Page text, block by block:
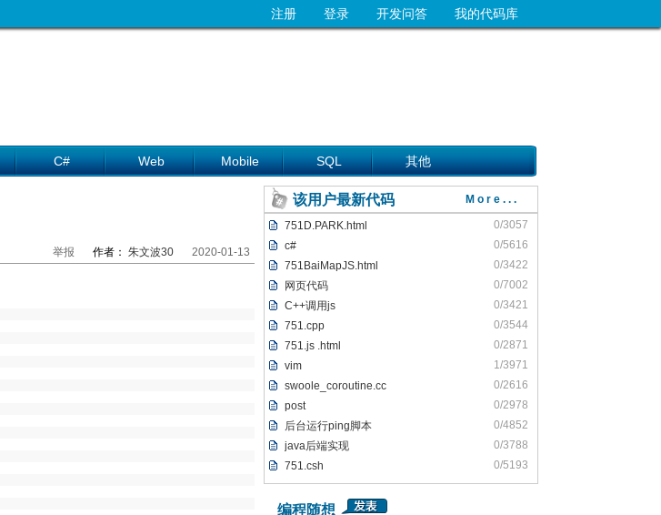
我的代码库
开发问答
登录
注册
C# Web Mobile SQL 其他
该用户最新代码
More...
0/3057
751D.PARK.html
0/5616
c#
0/3422
751BaiMapJS.html
0/7002
网页代码
0/3421
C++调用js
0/3544
751.cpp
0/2871
751.js .html
1/3971
vim
0/2616
swoole_coroutine.cc
0/2978
post
0/4852
后台运行ping脚本
0/3788
java后端实现
0/5193
751.csh
编程随想
2020-01-13
作者： 朱文波30
举报